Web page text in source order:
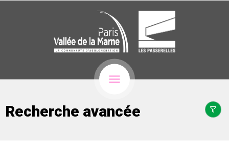
Recherche avancée